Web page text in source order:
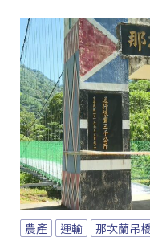
農產 運輸 那次蘭吊